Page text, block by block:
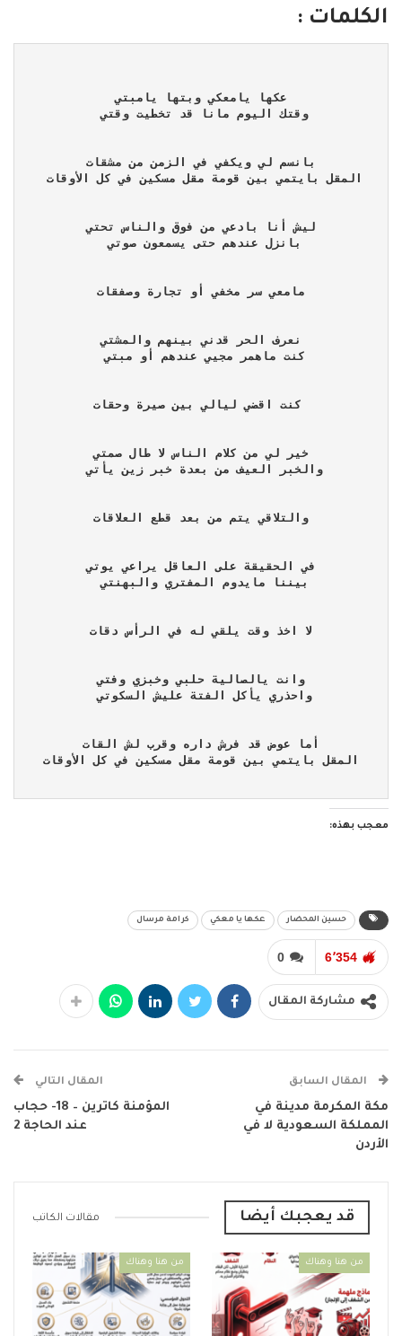
الكلمات :
وقتك اليوم مانا قد تخطيت وقتي
المقل بايتمي بين قومة مقل مسكين في كل الأوقات
بانزل عندهم حتى يسمعون صوتي
كنت ماهمر مجيي عندهم أو مبتي
والخبر العيف من بعدة خبر زين يأتي
بيننا مايدوم المفتري والبهنتي
واحذري يأكل الفتة عليش السكوتي
المقل بايتمي بين قومة مقل مسكين في كل الأوقات
معجب بهذه:
حسين المحضار عكها يا معكي كرامة مرسال
0 6٬354
مشاركة المقال
المقال السابق
مكة المكرمة مدينة في
المملكة السعودية لا في
الأردن
المقال التالي
المؤمنة كاترين – 18- حجاب
عند الحاجة 2
قد يعجبك أيضا مقالات الكاتب
من هنا وهناك من هنا وهناك